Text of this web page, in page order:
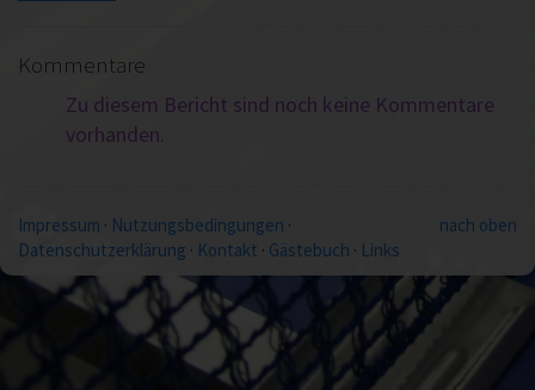
Kommentare
Zu diesem Bericht sind noch keine Kommentare
vorhanden.
nach oben
Impressum · Nutzungsbedingungen ·
Datenschutzerklärung · Kontakt · Gästebuch · Links